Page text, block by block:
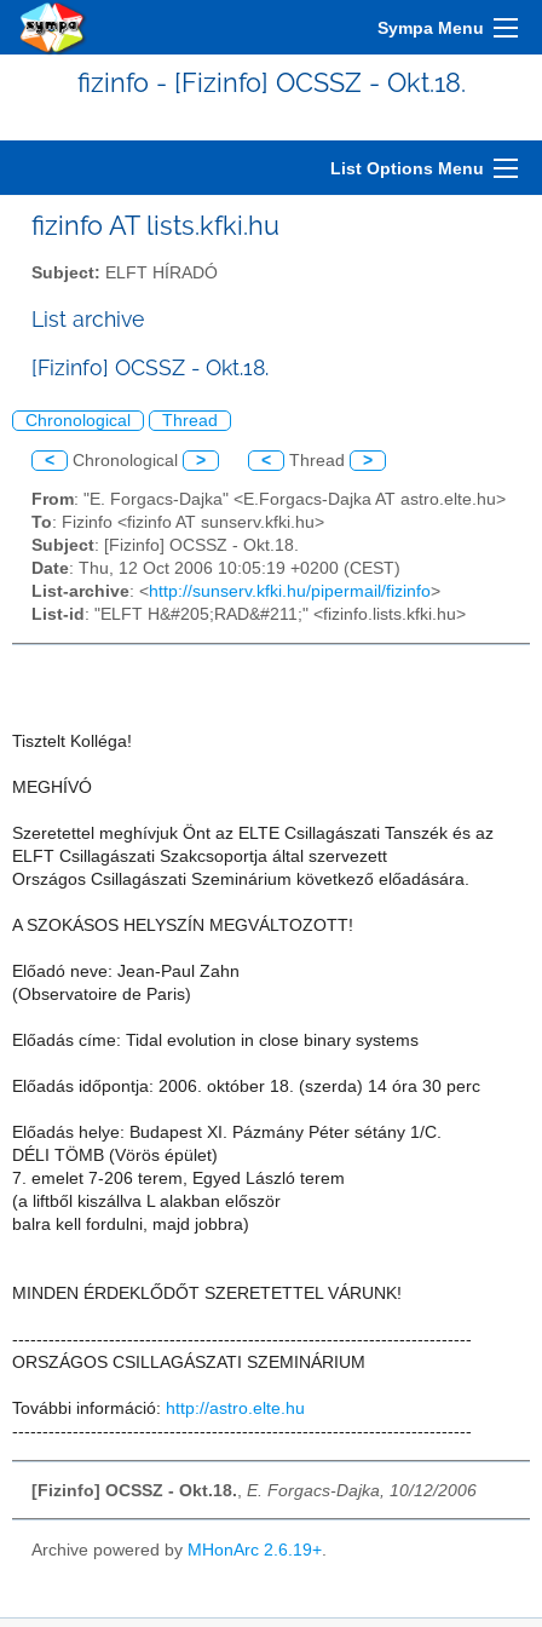
Sympa Menu
fizinfo - [Fizinfo] OCSSZ - Okt.18.
List Options Menu
fizinfo AT lists.kfki.hu
Subject: ELFT HÍRADÓ
List archive
[Fizinfo] OCSSZ - Okt.18.
Chronological Thread
< Chronological > < Thread >
From: "E. Forgacs-Dajka" <E.Forgacs-Dajka AT astro.elte.hu>
To: Fizinfo <fizinfo AT sunserv.kfki.hu>
Subject: [Fizinfo] OCSSZ - Okt.18.
Date: Thu, 12 Oct 2006 10:05:19 +0200 (CEST)
List-archive: <http://sunserv.kfki.hu/pipermail/fizinfo>
List-id : "ELFT H&#205;RAD&#211;" <fizinfo.lists.kfki.hu>
Tisztelt Kolléga!
MEGHÍVÓ
Szeretettel meghívjuk Önt az ELTE Csillagászati Tanszék és az
ELFT Csillagászati Szakcsoportja által szervezett
Országos Csillagászati Szeminárium következő előadására.
A SZOKÁSOS HELYSZÍN MEGVÁLTOZOTT!
Előadó neve: Jean-Paul Zahn
(Observatoire de Paris)
Előadás címe: Tidal evolution in close binary systems
Előadás időpontja: 2006. október 18. (szerda) 14 óra 30 perc
Előadás helye: Budapest XI. Pázmány Péter sétány 1/C.
DÉLI TÖMB (Vörös épület)
7. emelet 7-206 terem, Egyed László terem
(a liftből kiszállva L alakban először
balra kell fordulni, majd jobbra)
MINDEN ÉRDEKLŐDŐT SZERETETTEL VÁRUNK!
----------------------------------------------------------------------------
ORSZÁGOS CSILLAGÁSZATI SZEMINÁRIUM
További információ: http://astro.elte.hu
----------------------------------------------------------------------------
[Fizinfo] OCSSZ - Okt.18. E. Forgacs-Dajka, 10/12/2006
Archive powered by MHonArc 2.6.19+